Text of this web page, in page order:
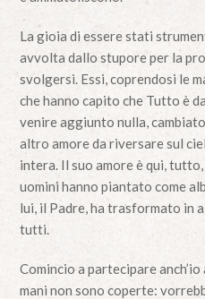
La gioia di essere stati
avvolta dallo stupore per la
svolgersi. Essi, coprendosi le
che hanno capito che Tutto è
venire aggiunto nulla,
altro amore da riversare sul
intera. Il suo amore è qui,
uomini hanno piantato come
lui, il Padre, ha trasformato in
tutti.
Comincio a partecipare anch’io
mani non sono coperte: